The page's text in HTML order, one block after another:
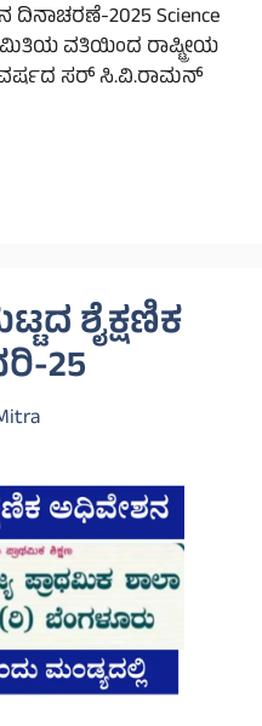
ದಿನಾಚರಣೆ-2025 Science
ಸಮಿತಿಯ ವತಿಯಿಂದ ರಾಷ್ಟ್ರೀಯ
ವರ್ಷದ ಸರ್ ಸಿ.ವಿ.ರಾಮನ್
ಶೈಕ್ಷಣಿಕ
25